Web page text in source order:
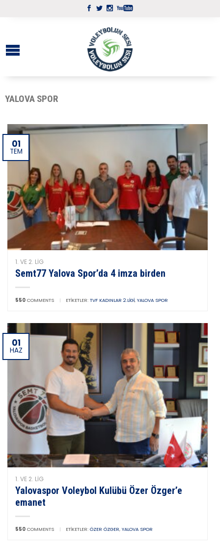
YALOVA SPOR
01
TEM
1. VE 2. LIG
Semt77 Yalova Spor’da 4 imza birden
550 COMMENTS | ETIKETLER: TVF KADINLAR 2.LIGI, YALOVA SPOR
01
HAZ
1. VE 2. LIG
Yalovaspor Voleybol Kulübü Özer Özger’e
emanet
550 COMMENTS | ETIKETLER: ÖZER ÖZGER, YALOVA SPOR